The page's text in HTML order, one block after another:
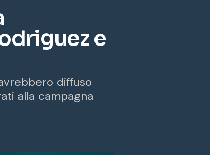
e
diffuso
alla campagna